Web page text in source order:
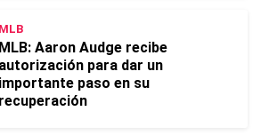
MLB
MLB: Aaron Audge recibe
autorización para dar un
importante paso en su
recuperación